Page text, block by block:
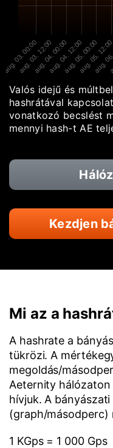
aug. 03. 00:00
aug. 03. 12:00
aug. 04. 00:00
aug. 04. 12:00
aug. 05. 00:00
aug. 05. 12:00
aug.
Valós idejű és
hashrátával
vonatkozó becslést
mennyi hash-t AE
Kezdjen
Mi az a
A hashrate a
tükrözi. A
megoldás/
Aeternity hálózaton
hívjuk. A
(graph/másodperc)
1 KGps = 1 000 Gps